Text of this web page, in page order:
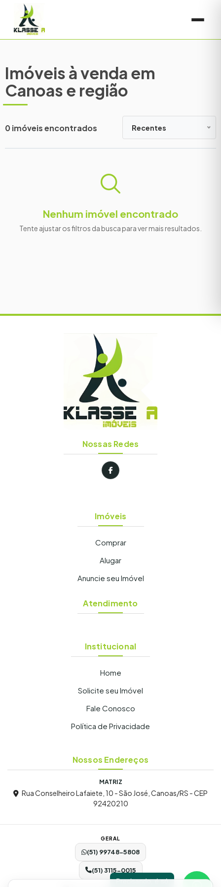
Imóveis à venda em
Canoas e região
0 imóveis encontrados Recentes
Nenhum imóvel encontrado
Tente ajustar os filtros da busca para ver mais resultados.
Precisando, é só
Nossas Redes
Imóveis
Comprar
Alugar
Anuncie seu Imóvel
Atendimento
Institucional
Home
Solicite seu Imóvel
Fale Conosco
Política de Privacidade
Nossos Endereços
MATRIZ
Rua Conselheiro Lafaiete, 10 - São José, Canoas/RS - CEP
92420210
GERAL
(51) 99748-5808
(51) 3115-0015